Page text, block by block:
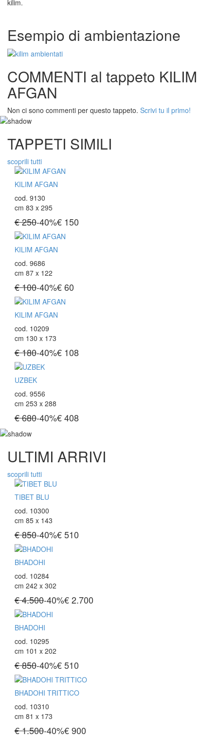
kilim.
Esempio di ambientazione
COMMENTI al tappeto KILIM
AFGAN
Non ci sono commenti per questo tappeto. Scrivi tu il primo!
TAPPETI SIMILI
scoprili tutti
KILIM AFGAN
cod. 9130
cm 83 x 295
€ 250-40%€ 150
KILIM AFGAN
cod. 9686
cm 87 x 122
€ 100-40%€60
KILIM AFGAN
cod. 10209
cm 130 x 173
€ 180-40%€ 108
UZBEK
cod. 9556
cm 253 x 288
€ 680-40%€408
ULTIMI ARRIVI
scoprili tutti
TIBET BLU
cod. 10300
cm 85 x 143
€ 850-40%€510
BHADOHI
cod. 10284
cm 242 x 302
€ 4.500-40%€2.700
BHADOHI
cod. 10295
cm 101 x 202
€ 850-40%€510
BHADOHI TRITTICO
cod. 10310
cm 81 x 173
€ 1.500-40%€900